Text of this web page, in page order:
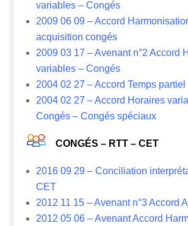
variables – Congés
2009 06 09 – Accord
acquisition congés
2009 03 17 – Avenant n°2 Accord
variables – Congés
2004 02 27 – Accord Temps partiel
2004 02 27 – Accord Horaires
Congés – Congés spéciaux
CONGÉS – RTT – CET
2016 09 29 – Conciliation
CET
2012 11 15 – Avenant n°3 Accord
2012 05 06 – Avenant Accord